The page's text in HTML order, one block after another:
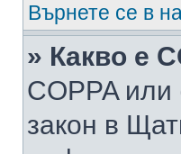
Върнете се в
» Какво е
COPPA
закон в